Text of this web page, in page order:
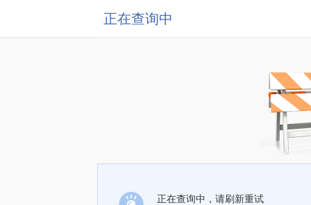
正在查询中
正在查询中，请刷新重试